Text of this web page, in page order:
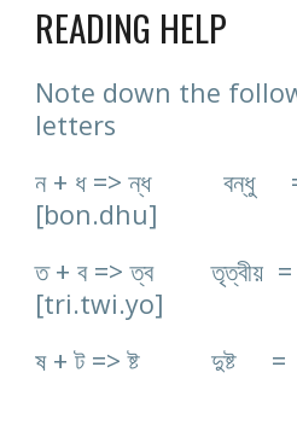
READING HELP
Note down the
letters
ন + ধ => ন্ধ বন্ধু
[bon.dhu]
ত + ব => ত্ব তৃত্বীয়
[tri.twi.yo]
ষ + ট => ষ্ট দুষ্ট =